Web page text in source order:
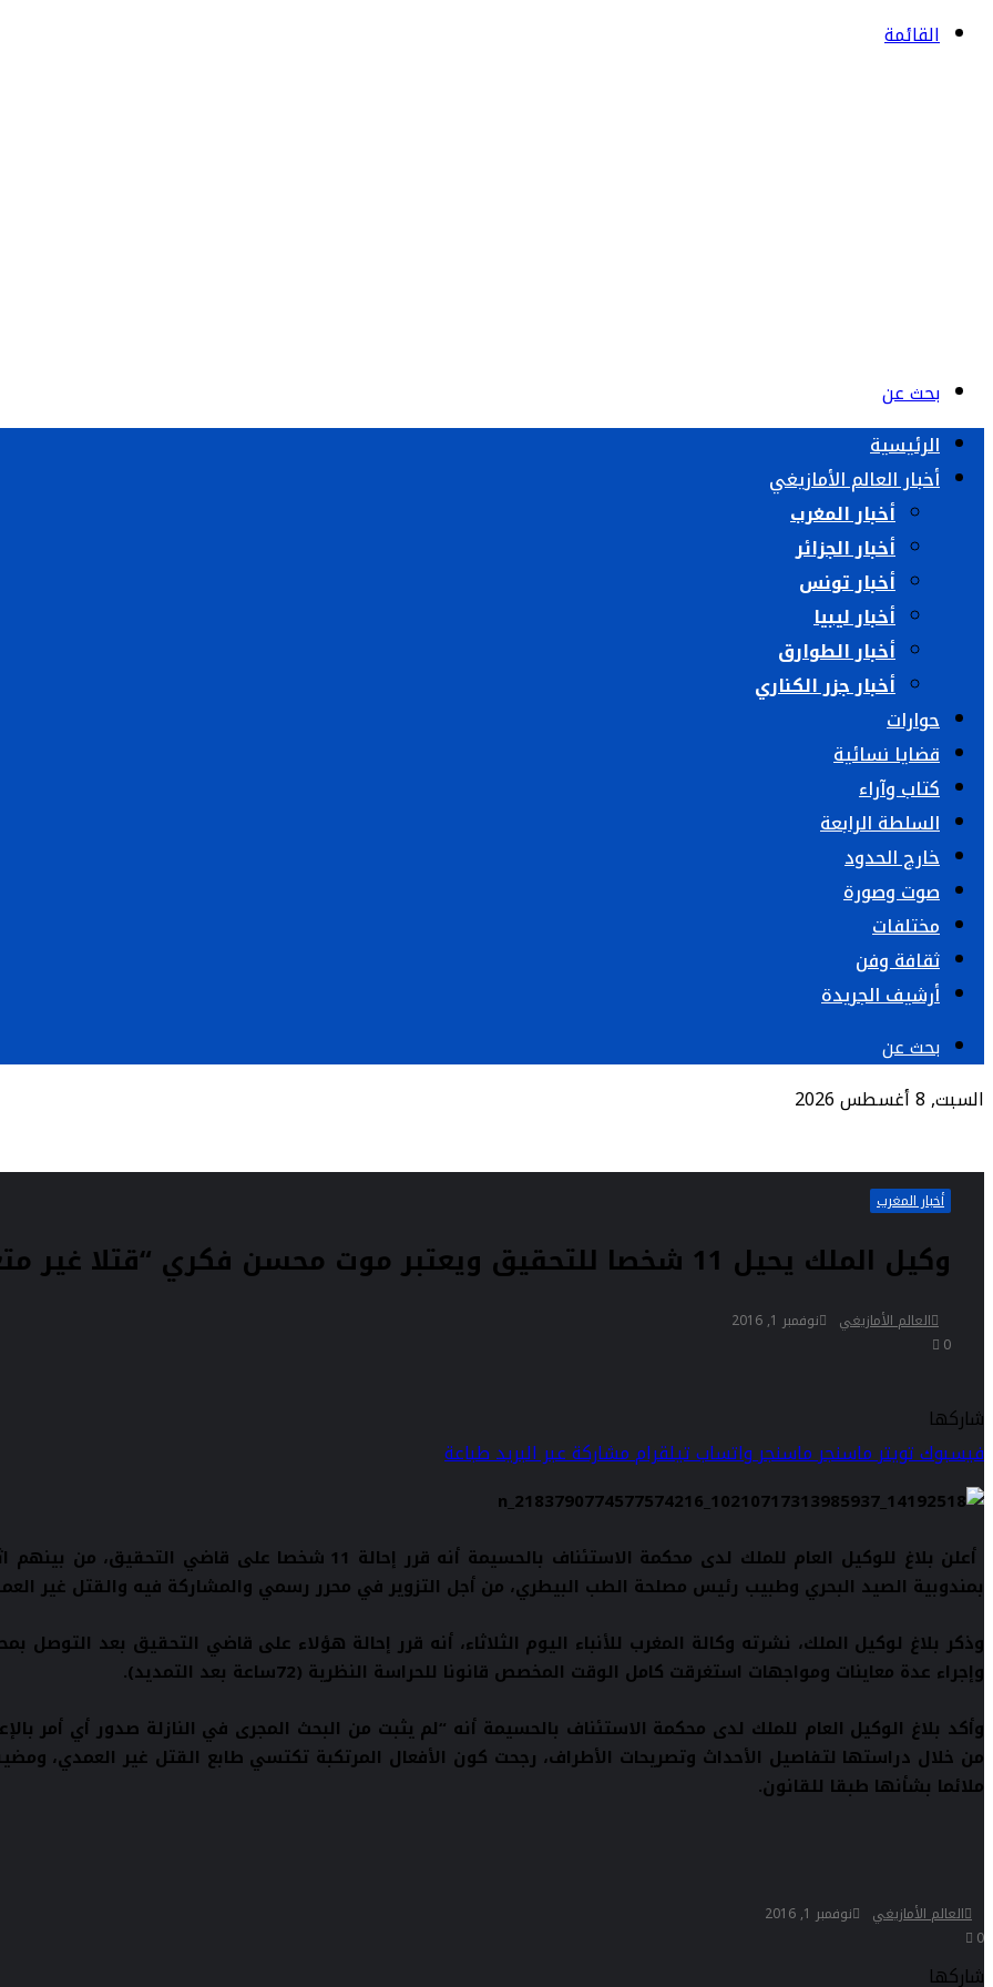
القائمة
بحث عن
الرئيسية
أخبار العالم الأمازيغي
أخبار المغرب
أخبار الجزائر
أخبار تونس
أخبار ليبيا
أخبار الطوارق
أخبار جزر الكناري
حوارات
قضايا نسائية
كتاب وآراء
السلطة الرابعة
خارج الحدود
صوت وصورة
مختلفات
ثقافة وفن
أرشيف الجريدة
بحث عن
السبت, 8 أغسطس 2026
أخبار المغرب
وكيل الملك يحيل 11 شخصا للتحقيق ويعتبر موت محسن فكري “قتلا غير متعمد”
العالم الأمازيغي
نوفمبر 1, 2016
0
شاركها
فيسبوكتويترماسنجرماسنجرواتسابتيلقراممشاركة عبر البريدطباعة
أعلن بلاغ للوكيل العام للملك لدى محكمة الاستئناف بالحسيمة
بمندوبية الصيد البحري وطبيب رئيس مصلحة الطب البيطري، من أجل التزوير في محرر رسمي والمشاركة فيه والقتل غير
وإجراء عدة معاينات ومواجهات استغرقت كامل الوقت المخصص قانونا للحراسة النظرية (72ساعة بعد التمديد).
وأكد بلاغ الوكيل العام للملك لدى محكمة الاستئناف بالحسيمة أنه “لم يثبت من البحث المجرى في النازلة صدور أي أمر
من خلال دراستها لتفاصيل الأحداث وتصريحات الأطراف، رجحت كون الأفعال المرتكبة تكتسي طابع القتل غير العمدي،
ملائما بشأنها طبقا للقانون.
العالم الأمازيغي
نوفمبر 1, 2016
0
شاركها